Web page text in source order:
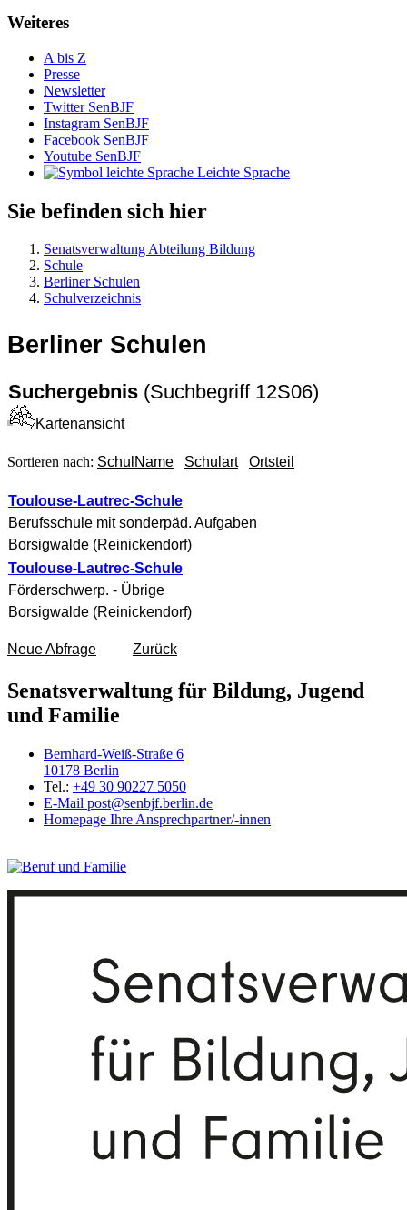
Weiteres
A bis Z
Presse
Newsletter
Twitter SenBJF
Instagram SenBJF
Facebook SenBJF
Youtube SenBJF
Leichte Sprache
Sie befinden sich hier
Senats­verwaltung Abteilung Bildung
Schule
Berliner Schulen
Schul­verzeichnis
Berliner Schulen
Suchergebnis (Suchbegriff 12S06)
Kartenansicht
Sortieren nach: SchulName Schulart Ortsteil
Toulouse-Lautrec-Schule
Berufsschule mit sonderpäd. Aufgaben
Borsigwalde (Reinickendorf)
Toulouse-Lautrec-Schule
Förderschwerp. - Übrige
Borsigwalde (Reinickendorf)
Neue Abfrage Zurück
Senatsverwaltung für Bildung, Jugend
und Familie
Bernhard-Weiß-Straße 6
10178 Berlin
Tel.: +49 30 90227 5050
E-Mail post@senbjf.berlin.de
Homepage Ihre Ansprechpartner/-innen